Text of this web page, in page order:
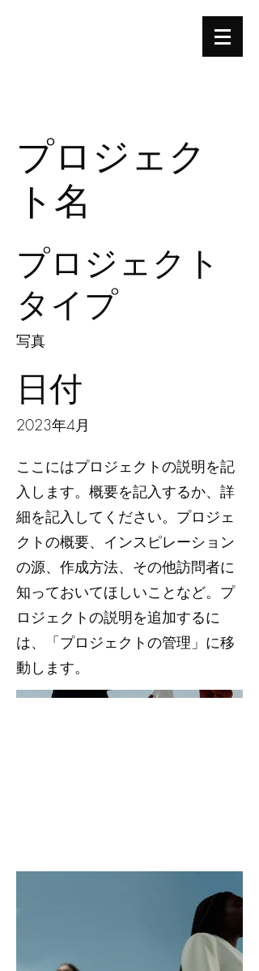
プロジェク
ト名
プロジェクト
タイプ
写真
日付
2023年4月
ここにはプロジェクトの説明を記
入します。概要を記入するか、詳
細を記入してください。プロジェ
クトの概要、インスピレーション
の源、作成方法、その他訪問者に
知っておいてほしいことなど。プ
ロジェクトの説明を追加するに
は、「プロジェクトの管理」に移
動します。